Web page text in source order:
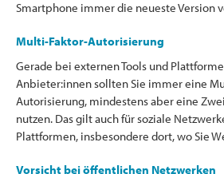
Smartphone immer die neueste Version
Multi-Faktor-Autorisierung
Gerade bei externen Tools und
Anbieter:innen sollten Sie immer eine
Autorisierung, mindestens aber eine
nutzen. Das gilt auch für soziale
Plattformen, insbesondere dort, wo Sie
Vorsicht bei öffentlichen Netzwerken